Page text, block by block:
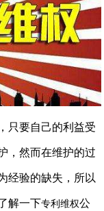
只要自己的利益受
，然而在维护的过
经验的缺失，所以
解一下专利维权公